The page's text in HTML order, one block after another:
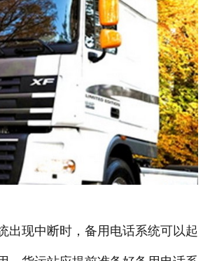
出现中断时，备用电话系统可以起